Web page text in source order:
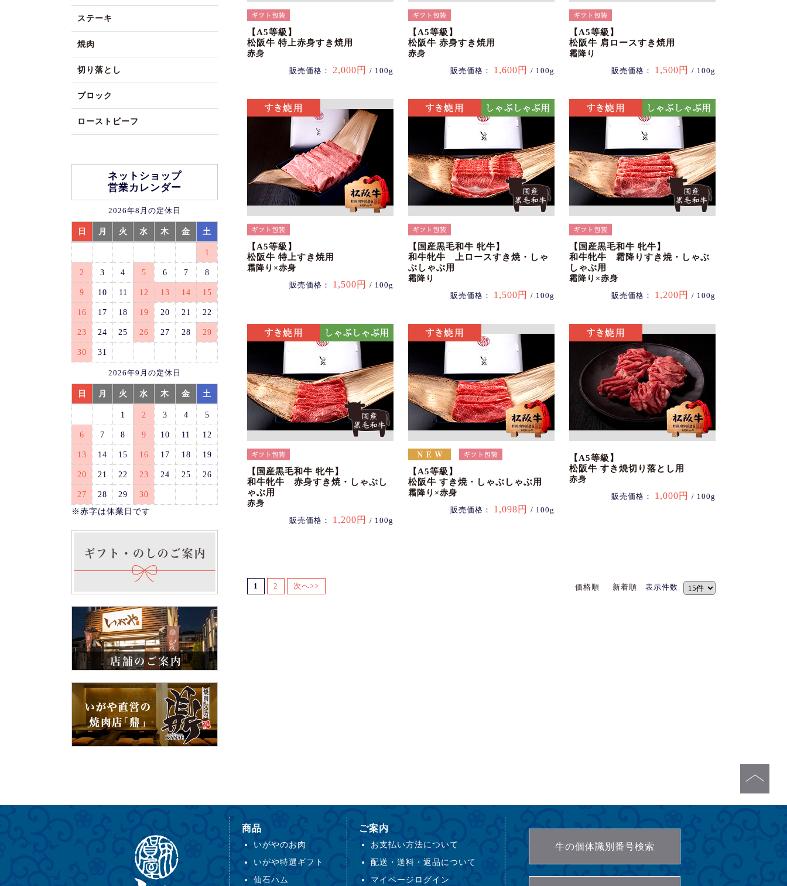
【A5等級】
松阪牛 特上赤身すき焼用
赤身
販売価格： 2,000円 / 100g
【A5等級】
松阪牛 赤身すき焼用
赤身
販売価格： 1,600円 / 100g
【A5等級】
松阪牛 肩ロースすき焼用
霜降り
販売価格： 1,500円 / 100g
【A5等級】
松阪牛 特上すき焼用
霜降り×赤身
販売価格： 1,500円 / 100g
【国産黒毛和牛 牝牛】
和牛牝牛 上ロースすき焼・しゃ
ぶしゃぶ用
霜降り
販売価格： 1,500円 / 100g
【国産黒毛和牛 牝牛】
和牛牝牛 霜降りすき焼・しゃぶ
しゃぶ用
霜降り×赤身
販売価格： 1,200円 / 100g
【国産黒毛和牛 牝牛】
和牛牝牛 赤身すき焼・しゃぶし
ゃぶ用
赤身
販売価格： 1,200円 / 100g
【A5等級】
松阪牛 すき焼・しゃぶしゃぶ用
霜降り×赤身
販売価格： 1,098円 / 100g
【A5等級】
松阪牛 すき焼切り落とし用
赤身
販売価格： 1,000円 / 100g
価格順 新着順 表示件数
1 2 次へ>>
ステーキ
焼肉
切り落とし
ブロック
ローストビーフ
ネットショップ
営業カレンダー
2026年8月の定休日
日 月 火 水 木 金 土
1
2 3 4 5 6 7 8
9 10 11 12 13 14 15
16 17 18 19 20 21 22
23 24 25 26 27 28 29
30 31
2026年9月の定休日
日 月 火 水 木 金 土
1 2 3 4 5
6 7 8 9 10 11 12
13 14 15 16 17 18 19
20 21 22 23 24 25 26
27 28 29
30
※赤字は休業日です
商品
いがやのお肉
いがや特選ギフト
仙石ハム
ご案内
お支払い方法について
配送・送料・返品について
マイページログイン
牛の個体識別番号検索